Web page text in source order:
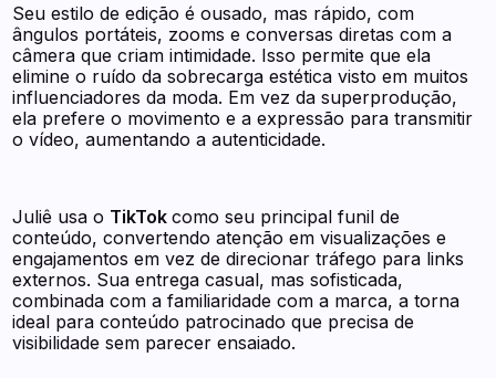
Seu estilo de edição é ousado, mas rápido, com
ângulos portáteis, zooms e conversas diretas com a
câmera que criam intimidade. Isso permite que ela
elimine o ruído da sobrecarga estética visto em muitos
influenciadores da moda. Em vez da superprodução,
ela prefere o movimento e a expressão para transmitir
o vídeo, aumentando a autenticidade.
Juliê usa o TikTokcomo seu principal funil de
conteúdo, convertendo atenção em visualizações e
engajamentos em vez de direcionar tráfego para links
externos. Sua entrega casual, mas sofisticada,
combinada com a familiaridade com a marca, a torna
ideal para conteúdo patrocinado que precisa de
visibilidade sem parecer ensaiado.